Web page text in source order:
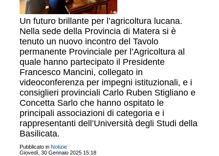
Un futuro brillante per l’agricoltura lucana.
Nella sede della Provincia di Matera si è
tenuto un nuovo incontro del Tavolo
permanente Provinciale per l’Agricoltura al
quale hanno partecipato il Presidente
Francesco Mancini, collegato in
videoconferenza per impegni istituzionali, e i
consiglieri provinciali Carlo Ruben Stigliano e
Concetta Sarlo che hanno ospitato le
principali associazioni di categoria e i
rappresentanti dell’Università degli Studi della
Basilicata.
Pubblicato in Notizie
Giovedì, 30 Gennaio 2025 15:18